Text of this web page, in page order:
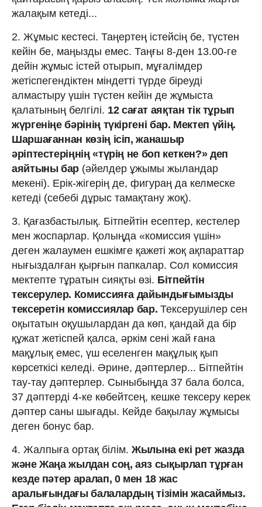
жалақым кетеді...
2. Жұмыс кестесі. Таңертең істейсің бе, түстен
кейін бе, маңызды емес. Таңғы 8-ден 13.00-ге
дейін жұмыс істей отырып, мұғалімдер
жетіспегендіктен міндетті түрде біреуді
алмастыру үшін түстен кейін де жұмыста
қалатының белгілі. 12 сағат аяқтан тік тұрып
жүргеніңе бәрінің түкіргені бар. Мектеп үйің.
Шаршағаннан көзің ісіп, жанашыр
әріптестеріңнің «түрің не боп кеткен?» деп
аяйтыны бар (әйелдер ұжымы жыландар
мекені). Ерік-жігерің де, фигураң да келмеске
кетеді (себебі дұрыс тамақтану жоқ).
3. Қағазбастылық. Бітпейтін есептер, кестелер
мен жоспарлар. Қолыңда «комиссия үшін»
деген жалаумен ешкімге қажеті жоқ ақпараттар
нығыздалған қырғын папкалар. Сол комиссия
мектепте тұратын сияқты өзі. Бітпейтін
тексерулер. Комиссияға дайындығымызды
тексеретін комиссиялар бар. Тексерушілер сен
оқытатын оқушылардан да көп, қандай да бір
құжат жетіспей қалса, әркім сені жай ғана
мақұлық емес, үш еселенген мақұлық қып
көрсеткісі келеді. Әрине, дәптерлер... Бітпейтін
тау-тау дәптерлер. Сыныбыңда 37 бала болса,
37 дәптерді 4-ке көбейтсең, кешке тексеру керек
дәптер саны шығады. Кейде бақылау жұмысы
деген бонус бар.
4. Жалпыға ортақ білім. Жылына екі рет жазда
және Жаңа жылдан соң, аяз сықырлап тұрған
кезде пәтер аралап, 0 мен 18 жас
аралығындағы балалардың тізімін жасаймыз.